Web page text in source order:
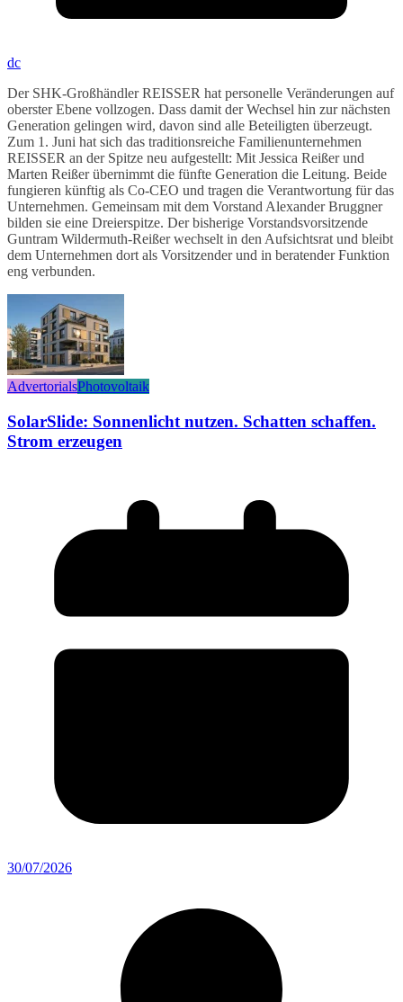
dc
Der SHK-Großhändler REISSER hat personelle Veränderungen auf
oberster Ebene vollzogen. Dass damit der Wechsel hin zur nächsten
Generation gelingen wird, davon sind alle Beteiligten überzeugt.
Zum 1. Juni hat sich das traditionsreiche Familienunternehmen
REISSER an der Spitze neu aufgestellt: Mit Jessica Reißer und
Marten Reißer übernimmt die fünfte Generation die Leitung. Beide
fungieren künftig als Co-CEO und tragen die Verantwortung für das
Unternehmen. Gemeinsam mit dem Vorstand Alexander Bruggner
bilden sie eine Dreierspitze. Der bisherige Vorstandsvorsitzende
Guntram Wildermuth-Reißer wechselt in den Aufsichtsrat und bleibt
dem Unternehmen dort als Vorsitzender und in beratender Funktion
eng verbunden.
AdvertorialsPhotovoltaik
SolarSlide: Sonnenlicht nutzen. Schatten schaffen.
Strom erzeugen
30/07/2026